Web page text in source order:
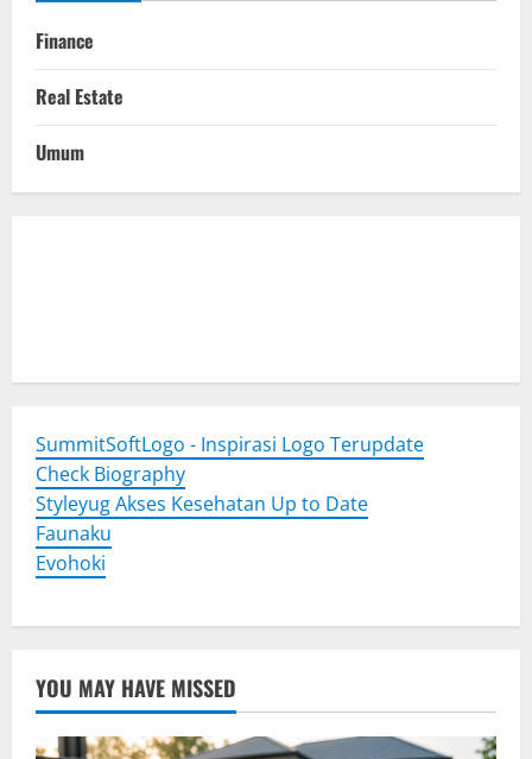
Finance
Real Estate
Umum
SummitSoftLogo - Inspirasi Logo Terupdate
Check Biography
Styleyug Akses Kesehatan Up to Date
Faunaku
Evohoki
YOU MAY HAVE MISSED